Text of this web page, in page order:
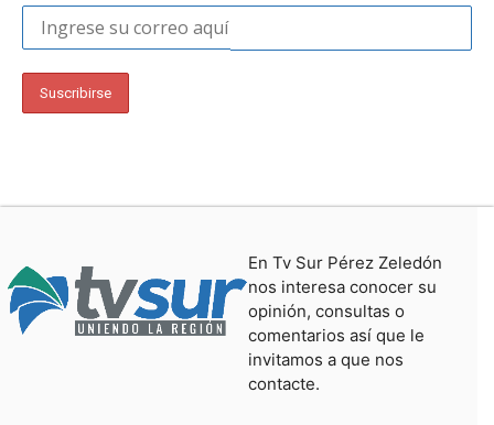
En Tv Sur Pérez Zeledón
nos interesa conocer su
opinión, consultas o
comentarios así que le
invitamos a que nos
contacte.